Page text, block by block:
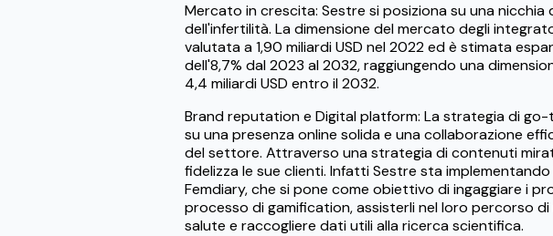
Mercato in crescita: Sestre si posiziona su una
dell'infertilità. La dimensione del mercato degli
valutata a 1,90 miliardi USD nel 2022 ed è stimata
dell'8,7% dal 2023 al 2032, raggiungendo una
4,4 miliardi USD entro il 2032.
Brand reputation e Digital platform: La strategia di
su una presenza online solida e una collaborazione
del settore. Attraverso una strategia di contenuti
fidelizza le sue clienti. Infatti Sestre sta
Femdiary, che si pone come obiettivo di ingaggiare i
processo di gamification, assisterli nel loro percorso
salute e raccogliere dati utili alla ricerca scientifica.